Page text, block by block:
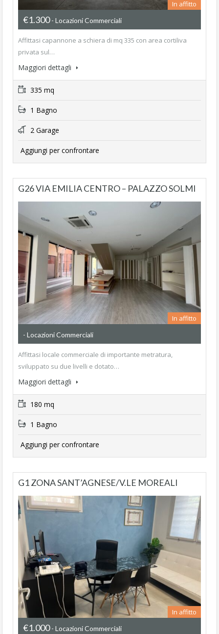
In affitto
€1.300- Locazioni Commerciali
Affittasi capannone a schiera di mq 335 con area cortiliva
privata sul…
Maggiori dettagli
335 mq
1 Bagno
2 Garage
Aggiungi per confrontare
G26 VIA EMILIA CENTRO – PALAZZO SOLMI
In affitto
- Locazioni Commerciali
Affittasi locale commerciale di importante metratura,
sviluppato su due livelli e dotato…
Maggiori dettagli
180 mq
1 Bagno
Aggiungi per confrontare
G1 ZONA SANT’AGNESE/V.LE MOREALI
In affitto
€1.000- Locazioni Commerciali